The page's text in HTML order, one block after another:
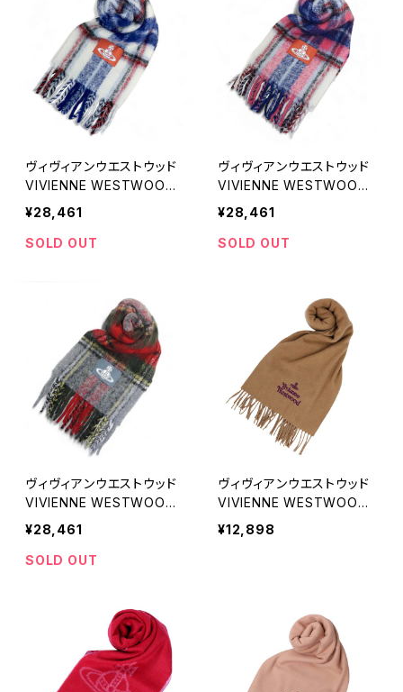
ヴィヴィアンウエストウッド
VIVIENNE WESTWOOD
CHUNKY TARTAN マフラ
ー 8103014F-W01BM-A4
05 ユニセックス
¥28,461
SOLD OUT
ヴィヴィアンウエストウッド
VIVIENNE WESTWOOD
CHUNKY TARTAN マフラ
ー 8103014F-W01BM-G4
01 ユニセックス
¥28,461
SOLD OUT
ヴィヴィアンウエストウッド
VIVIENNE WESTWOOD
CHUNKY TARTAN マフラ
ー 8103014F-W01BM-H4
01 ユニセックス
¥28,461
SOLD OUT
ヴィヴィアンウエストウッド
VIVIENNE WESTWOOD
マフラー 24-W00Q7-C40
7 レディース メンズ キャメ
¥12,898